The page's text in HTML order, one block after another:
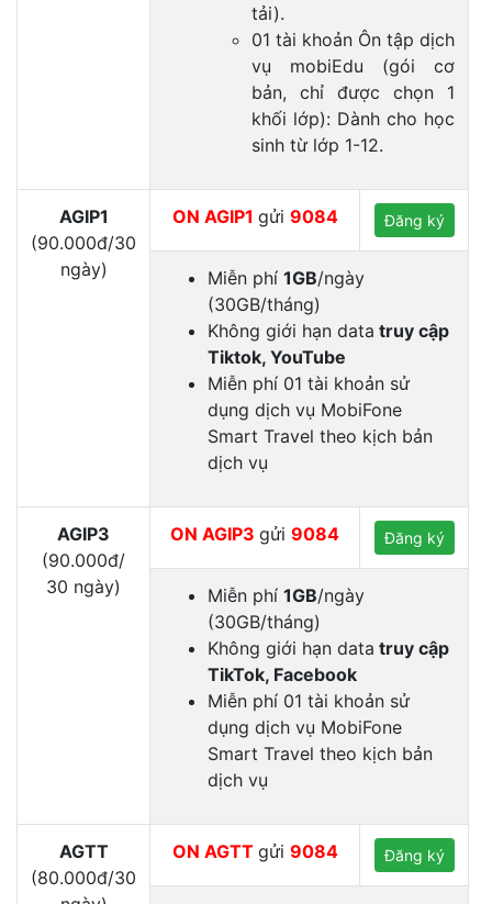
tải).
01 tài khoản Ôn tập dịch
vụ mobiEdu (gói cơ
bản, chỉ được chọn 1
khối lớp): Dành cho học
sinh từ lớp 1-12.
AGIP1
(90.000đ/30
ngày)
ON AGIP1 gửi 9084 Đăng ký
Miễn phí 1GB/ngày
(30GB/tháng)
Không giới hạn data truy cập
Tiktok, YouTube
Miễn phí 01 tài khoản sử
dụng dịch vụ MobiFone
Smart Travel theo kịch bản
dịch vụ
AGIP3
(90.000đ/
30 ngày)
ON AGIP3 gửi 9084 Đăng ký
Miễn phí 1GB/ngày
(30GB/tháng)
Không giới hạn data truy cập
TikTok, Facebook
Miễn phí 01 tài khoản sử
dụng dịch vụ MobiFone
Smart Travel theo kịch bản
dịch vụ
AGTT
(80.000đ/30
ON AGTT gửi 9084 Đăng ký